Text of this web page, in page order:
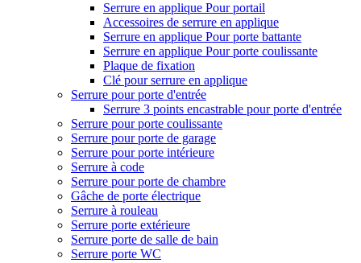
Serrure en applique Pour portail
Accessoires de serrure en applique
Serrure en applique Pour porte battante
Serrure en applique Pour porte coulissante
Plaque de fixation
Clé pour serrure en applique
Serrure pour porte d'entrée
Serrure 3 points encastrable pour porte d'entrée
Serrure pour porte coulissante
Serrure pour porte de garage
Serrure pour porte intérieure
Serrure à code
Serrure pour porte de chambre
Gâche de porte électrique
Serrure à rouleau
Serrure porte extérieure
Serrure porte de salle de bain
Serrure porte WC